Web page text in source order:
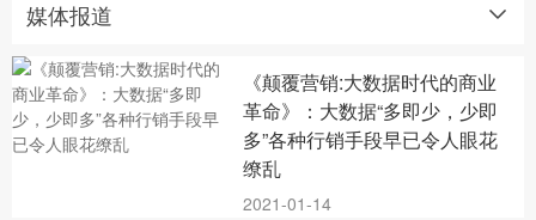
媒体报道
《颠覆营销:大数据时代的商业
革命》：大数据“多即少，少即
多”各种行销手段早已令人眼花
缭乱
2021-01-14